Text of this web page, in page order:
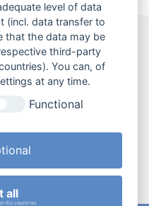
Eine Frage an
gerne etwas
level of data
(incl. data transfer to
that the data may be
third-party
You can, of
at any time.
Functional
all
EU countries